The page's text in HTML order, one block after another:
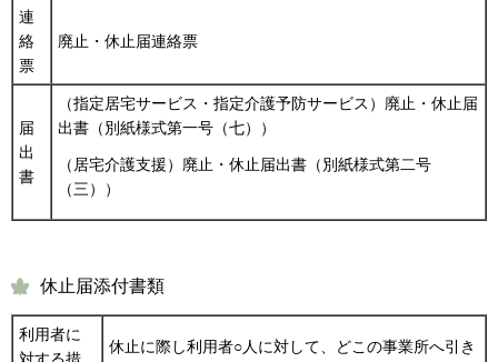
連
絡
票
廃止・休止届連絡票
届
出
書
（指定居宅サービス・指定介護予防サービス）廃止・休止届
出書（別紙様式第一号（七））
（居宅介護支援）廃止・休止届出書（別紙様式第二号
（三））
休止届添付書類
利用者に
休止に際し利用者○人に対して、どこの事業所へ引き